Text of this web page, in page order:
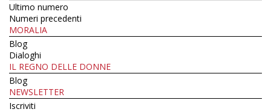
Ultimo numero
Numeri precedenti
MORALIA
Blog
Dialoghi
IL REGNO DELLE DONNE
Blog
NEWSLETTER
Iscriviti